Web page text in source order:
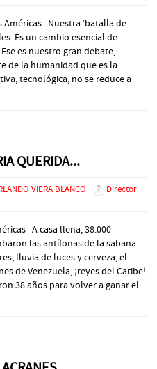
Américas Nuestra ‘batalla de
Es un cambio esencial de
es nuestro gran debate,
de la humanidad que es la
tecnológica, no se reduce a
QUERIDA...
VIERA BLANCO
Director
A casa llena, 38.000
las antífonas de la sabana
lluvia de luces y cerveza, el
de Venezuela, ¡reyes del Caribe!
38 años para volver a ganar el